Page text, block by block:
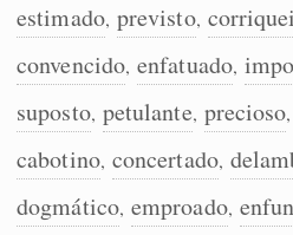
Dicionário
estimado, previsto,
convencido, enfatuado,
suposto, petulante, precioso,
cabotino, concertado,
dogmático, emproado,